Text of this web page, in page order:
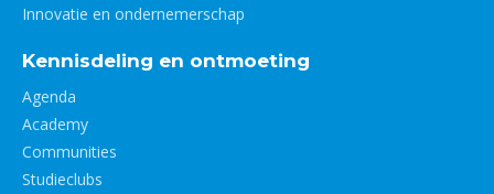
Innovatie en ondernemerschap
Kennisdeling en ontmoeting
Agenda
Academy
Communities
Studieclubs